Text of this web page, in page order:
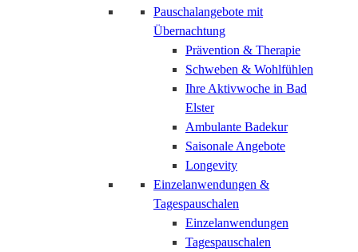
Pauschalangebote mit
Übernachtung
Prävention & Therapie
Schweben & Wohlfühlen
Ihre Aktivwoche in Bad
Elster
Ambulante Badekur
Saisonale Angebote
Longevity
Einzelanwendungen &
Tagespauschalen
Einzelanwendungen
Tagespauschalen